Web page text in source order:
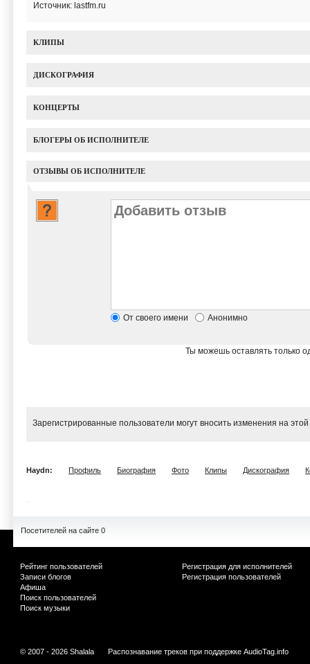
Источник: lastfm.ru
КЛИПЫ
ДИСКОГРАФИЯ
КОНЦЕРТЫ
БЛОГЕРЫ ОБ ИСПОЛНИТЕЛЕ
ОТЗЫВЫ ОБ ИСПОЛНИТЕЛЕ
От своего имени Анонимно
Ты можешь оставлять только
Зарегистрированные пользователи могут вносить изменения на
Haydn: Профиль Биография Фото Клипы Дискография
Посетителей на сайте 0
Рейтинг пользователей
Записи блогов
Афиша
Поиск пользователей
Поиск музыки
Регистрация для исполнителей
Регистрация пользователей
© 2007 - 2026 Shalala Распознавание треков при поддержке AudioTag.info